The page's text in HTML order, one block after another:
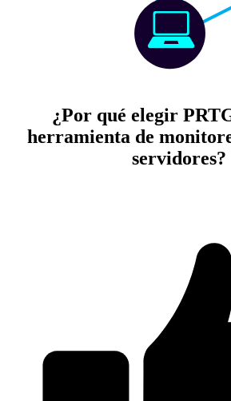
¿Por qué elegir
herramienta de
servidores?